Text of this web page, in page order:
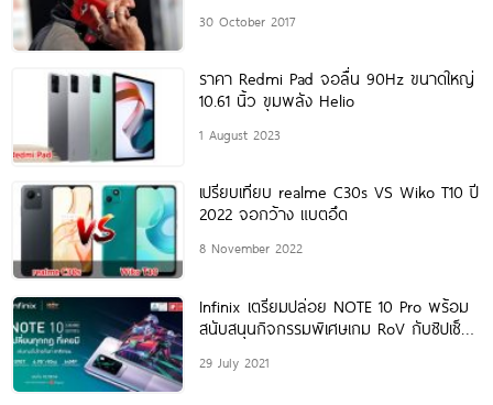
30 October 2017
ราคา Redmi Pad จอลื่น 90Hz ขนาดใหญ่
10.61 นิ้ว ขุมพลัง Helio
1 August 2023
เปรียบเทียบ realme C30s VS Wiko T10 ปี
2022 จอกว้าง แบตอึด
8 November 2022
Infinix เตรียมปล่อย NOTE 10 Pro พร้อม
สนับสนุนกิจกรรมพิเศษเกม RoV กับชิปเซ็ต
29 July 2021